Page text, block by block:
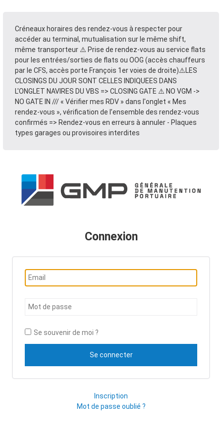
Créneaux horaires des rendez-vous à respecter pour
accéder au terminal, mutualisation sur le même shift,
même transporteur ⚠️ Prise de rendez-vous au service flats
pour les entrées/sorties de flats ou OOG (accès chauffeurs
par le CFS, accès porte François 1er voies de droite)⚠️LES
CLOSINGS DU JOUR SONT CELLES INDIQUEES DANS
L'ONGLET NAVIRES DU VBS => CLOSING GATE ⚠️ NO VGM ->
NO GATE IN /// « Vérifier mes RDV » dans l'onglet « Mes
rendez-vous », vérification de l’ensemble des rendez-vous
confirmés => Rendez-vous en erreurs à annuler - Plaques
types garages ou provisoires interdites
Connexion
Se souvenir de moi ?
Inscription
Mot de passe oublié ?